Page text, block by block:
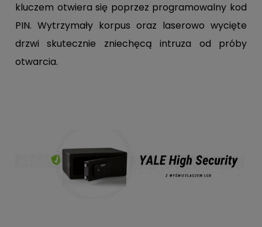
kluczem otwiera się poprzez programowalny kod
PIN. Wytrzymały korpus oraz laserowo wycięte
drzwi skutecznie zniechęcą intruza od próby
otwarcia.